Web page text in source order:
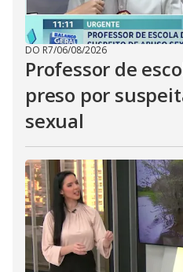
DO R7/06/08/2026
Professor de
preso por
sexual